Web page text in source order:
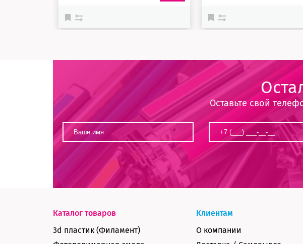
Оставьте свой
Каталог товаров
3d пластик (Филамент)
Клиентам
О компании